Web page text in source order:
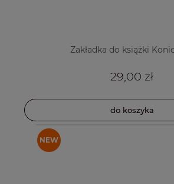
Zakładka do książki
29,00 zł
do koszyka